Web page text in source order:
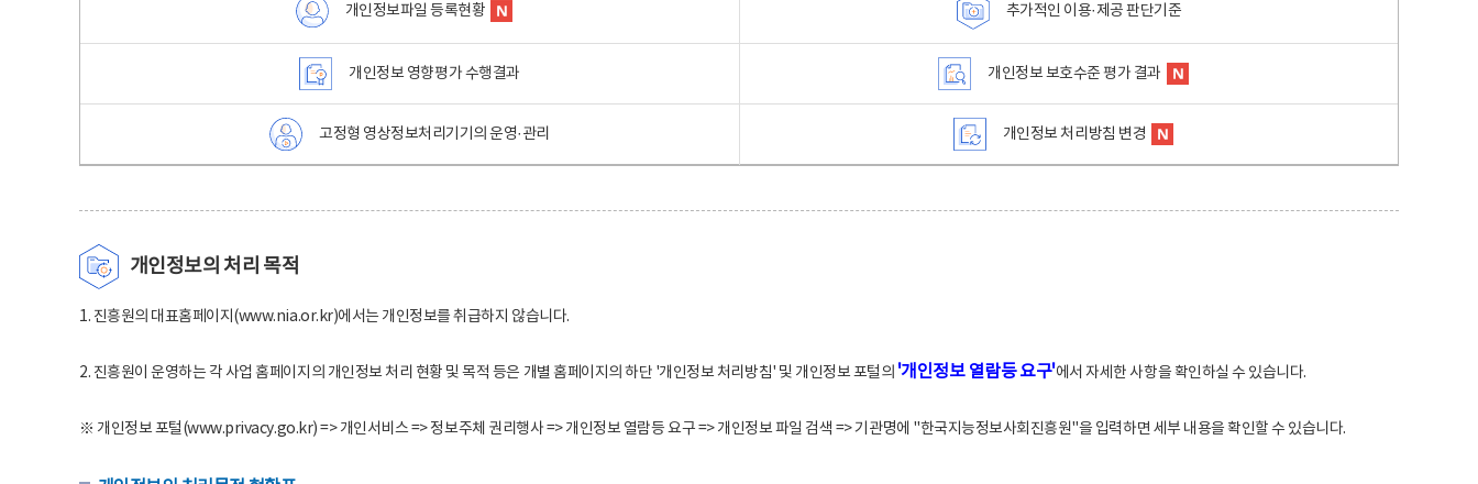
개인정보파일 등록현황 추가적인 이용·제공 판단기준
개인정보 영향평가 수행결과 개인정보 보호수준 평가 결과
고정형 영상정보처리기기의 운영·관리 개인정보 처리방침 변경
개인정보의 처리 목적
1. 진흥원의 대표홈페이지(www.nia.or.kr)에서는 개인정보를 취급하지 않습니다.
2. 진흥원이 운영하는 각 사업 홈페이지의 개인정보 처리 현황 및 목적 등은 개별 홈페이지의 하단 '개인정보 처리방침' 및 개인정보 포털의 '개인정보 열람등 요구'에서 자세한 사항을 확인하실 수 있습니다.
※ 개인정보 포털(www.privacy.go.kr) => 개인서비스 => 정보주체 권리행사 => 개인정보 열람등 요구 => 개인정보 파일 검색 => 기관명에 "한국지능정보사회진흥원"을 입력하면 세부 내용을 확인할 수 있습니다.